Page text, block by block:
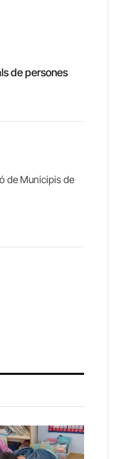
de persones
de Municipis de